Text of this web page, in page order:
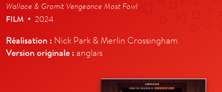
Wallace & Gromit Vengeance Most Fowl
FILM • 2024
Réalisation : Nick Park & Merlin Crossingham
Version originale : anglais